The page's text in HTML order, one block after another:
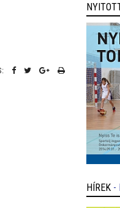
HÍREK -